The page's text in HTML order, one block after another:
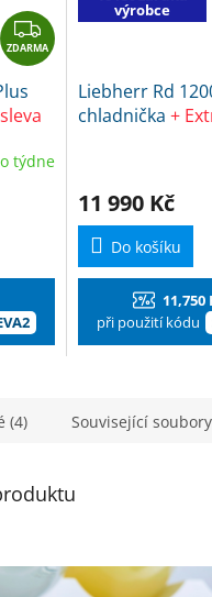
Z
D
R
A
ZDARMA
týdne
výrobce
Liebherr Rd
chladnička +
Frosch EKO
11 990 Kč
Do košíku
11,750
při použití kódu
(4) Související